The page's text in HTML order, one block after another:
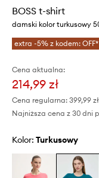
BOSS t-shirt
damski kolor turkusowy
extra -5% z kodem: OFF*
Cena aktualna:
214,99 zł
Cena regularna: 399,99 zł
Najniższa cena z 30 dni
Kolor: turkusowy